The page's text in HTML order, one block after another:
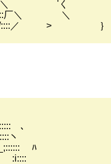
'く
＼
> ｝
､
ﾊ